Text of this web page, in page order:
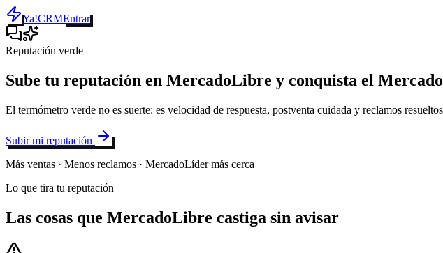
Ya!CRMEntrar
Reputación verde
Sube tu reputación en MercadoLibre y conquista el
El termómetro verde no es suerte: es velocidad de respuesta, postventa cuidada y reclamos
Subir mi reputación
Más ventas · Menos reclamos · MercadoLíder más cerca
Lo que tira tu reputación
Las cosas que MercadoLibre castiga sin avisar